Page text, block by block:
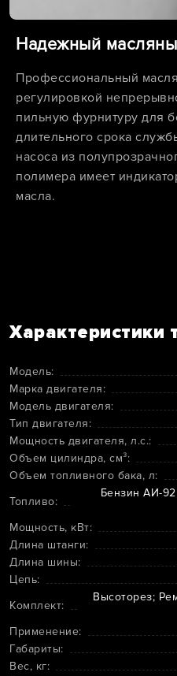
Надежный
Профессиональный
регулировкой
пильную фурнитуру для
длительного срока
насоса из
полимера имеет
масла.
Характеристики
Модель:
Марка двигателя:
Модель двигателя:
Тип двигателя:
Мощность двигателя, л.с.:
Объем цилиндра, см³:
Объем топливного бака, л:
Топливо:
Бензин АИ-
Мощность, кВт:
Длина штанги:
Длина шины:
Цепь:
Комплект:
Высоторез;
Применение:
Габариты:
Вес, кг: